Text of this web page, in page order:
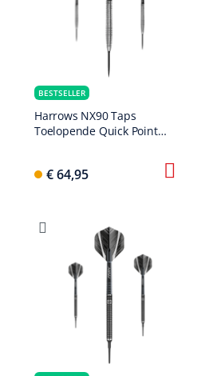
BESTSELLER
Harrows NX90 Taps
Toelopende Quick Point
€ 64,95